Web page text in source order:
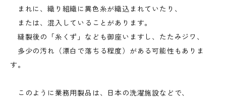
まれに、織り組織に異色糸が織込まれていたり、
または、混入していることがあります。
縫製後の「糸くず」なども御座いますし、たたみジワ、
多少の汚れ（漂白で落ちる程度）がある可能性もありま
す。
このように業務用製品は、日本の洗濯施設などで、